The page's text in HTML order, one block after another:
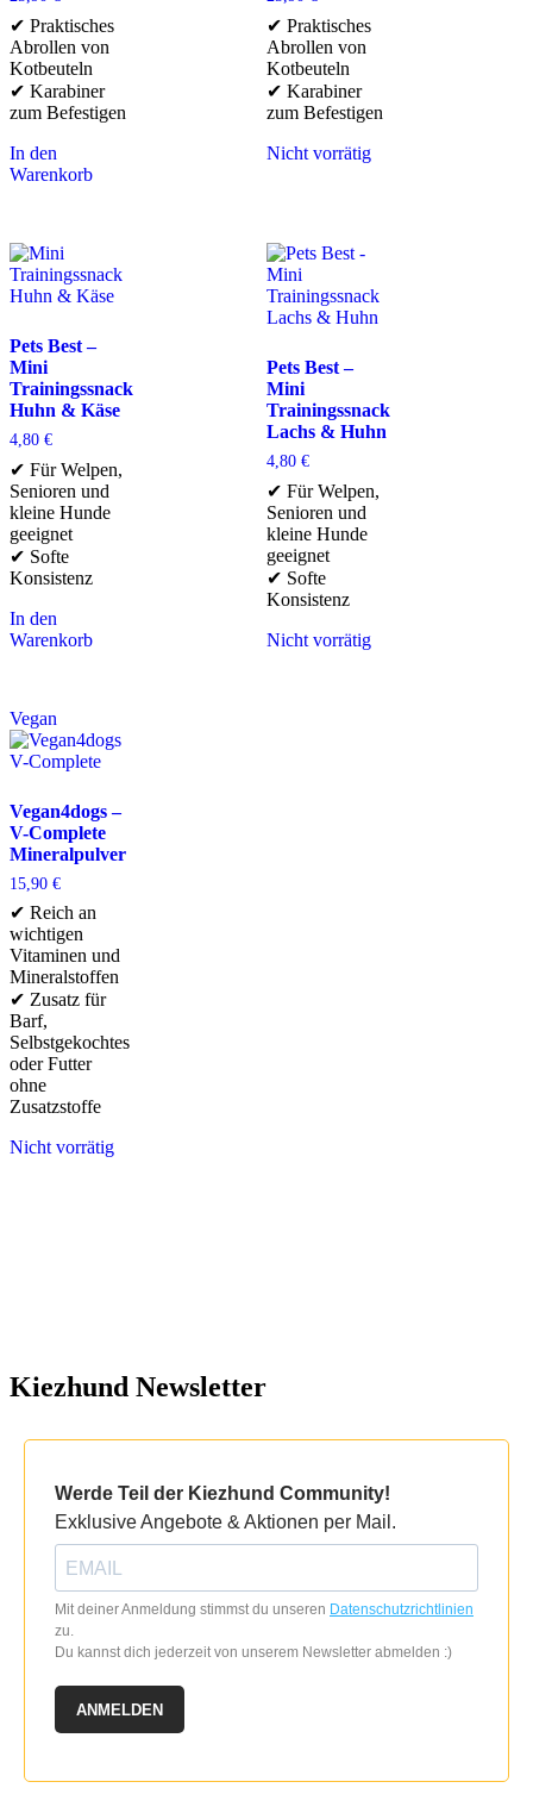
✔ Praktisches
Abrollen von
Kotbeuteln
✔ Karabiner
zum Befestigen
In den
Warenkorb
✔ Praktisches
Abrollen von
Kotbeuteln
✔ Karabiner
zum Befestigen
Nicht vorrätig
Pets Best –
Mini
Trainingssnack
Huhn & Käse
4,80 €
✔ Für Welpen,
Senioren und
kleine Hunde
geeignet
✔ Softe
Konsistenz
In den
Warenkorb
Pets Best –
Mini
Trainingssnack
Lachs & Huhn
4,80 €
✔ Für Welpen,
Senioren und
kleine Hunde
geeignet
✔ Softe
Konsistenz
Nicht vorrätig
Vegan
Vegan4dogs –
V-Complete
Mineralpulver
15,90 €
✔ Reich an
wichtigen
Vitaminen und
Mineralstoffen
✔ Zusatz für
Barf,
Selbstgekochtes
oder Futter
ohne
Zusatzstoffe
Nicht vorrätig
Kiezhund Newsletter
Werde Teil der Kiezhund Community!
Exklusive Angebote & Aktionen per Mail.
Mit deiner Anmeldung stimmst du unseren Datenschutzrichtlinien
zu.
Du kannst dich jederzeit von unserem Newsletter abmelden :)
ANMELDEN